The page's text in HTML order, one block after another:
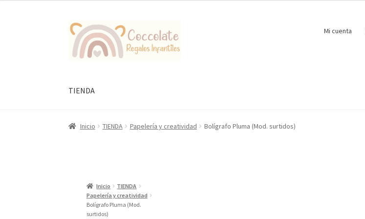
Ir
la
Ir
al
contenido
Mi cuenta
TIENDA
Inicio TIENDA Papelería y creatividad Bolígrafo Pluma (Mod. surtidos)
Inicio
TIENDA
Papelería y creatividad
Bolígrafo Pluma (Mod.
surtidos)